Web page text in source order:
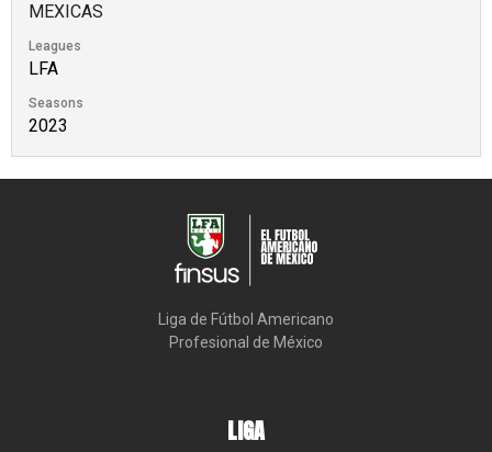
MEXICAS
Leagues
LFA
Seasons
2023
Liga de Fútbol Americano
Profesional de México
LIGA